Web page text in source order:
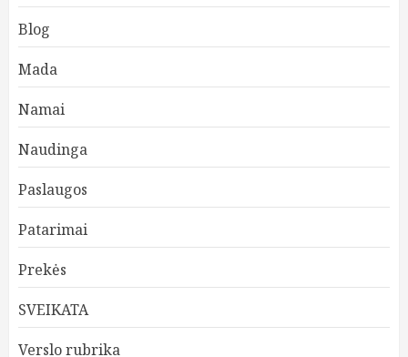
Blog
Mada
Namai
Naudinga
Paslaugos
Patarimai
Prekės
SVEIKATA
Verslo rubrika